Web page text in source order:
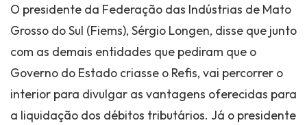
O presidente da Federação das Indústrias de Mato
Grosso do Sul (Fiems), Sérgio Longen, disse que junto
com as demais entidades que pediram que o
Governo do Estado criasse o Refis, vai percorrer o
interior para divulgar as vantagens oferecidas para
a liquidação dos débitos tributários. Já o presidente